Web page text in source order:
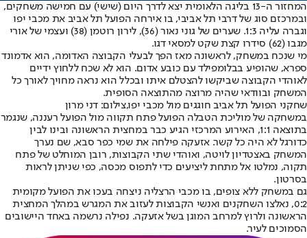
המחזור ה-13 בליגה הלאומית יצא לדרך היום (שישי) עם חמישה משחקים,
ובמרכזם סוג של דרבי תל אביבי, בו אירחה הפועל תל אביב את מכבי יפו
וגברה עליה 1:3. שערים של גוני נאור (36), לירון רוטמן (38) ועצמי של אורי
מגבו (62) סידרו קצת שקט למסאי דגו.
מי שנכח במשחק, לראשונה מאז הפך לבעלי הקבוצה האדומה, הוא אדמונד
ספרא, שהופיע בבלומפילד עם כובע אדום. הוא לא שכח ללחוץ ידיים
לאוהדי הקבוצה שביקשו להצטלם איתו ובכלל הוא נראה מחויך לאורך כל
המשחק ובוודאי שהיה מרוצה מהתוצאה הסופית.
שחקני הפועל תל אביב חוגגים מול מכבי יפו,צילום: דני מרון
במשחקה של מוליכת הטבלה הפועל פתח תקווה מול הפועל רעננה, שנגמר
בתוצאה 1:1, האירוע המרכזי הגיע כבר במחצית הראשונה ובינו לבין
כדורגל לא היה כל קשר. אזעקה פילחה את שמי כפר סבא, שם נערך
המשחק באצטדיון לויטה, ואוהדי שתי הקבוצות, רובן המוחלט של פתח
תקוה, נמלטו אל מתחת ליציעים כדי לתפוס מכסה, כפי שניתן לראות
בסרטון.
גם במשחק ללא צופים, בו מכבי הרצליה ניצחה בעכו את הפועל מקומית
0:2, נאלצו השחקנים ואנשי הקבוצות לעזוב את המגרש במהלך המחצית
הראשונה ולרוץ למרחב המוגן בשל אזעקה. נפילה נרשמה באחד היישובים
הסמוכים לעיר.